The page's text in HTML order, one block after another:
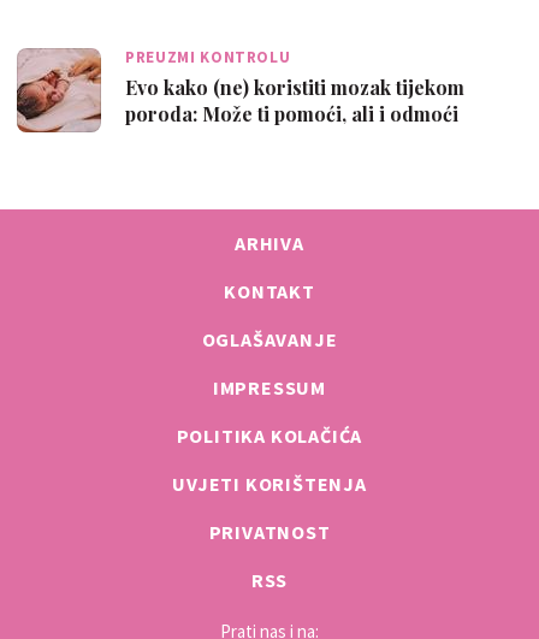
PREUZMI KONTROLU
Evo kako (ne) koristiti mozak tijekom
poroda: Može ti pomoći, ali i odmoći
ARHIVA
KONTAKT
OGLAŠAVANJE
IMPRESSUM
POLITIKA KOLAČIĆA
UVJETI KORIŠTENJA
PRIVATNOST
RSS
Prati nas i na: